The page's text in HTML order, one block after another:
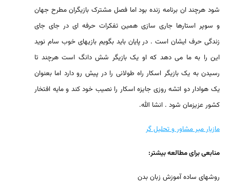
شود هرچند ان برنامه زنده بود اما فصل مشترک بازیگران مطرح جهان
و سوپر استارها جاری سازی همین تفکرات حرفه ای در جای جای
زندگی حرف ایشان است . در پایان باید بگویم بازیهای خوب سام نوید
این را به ما می دهد که او یک بازیگر شش دانگ است هرچند تا
رسیدن به یک بازیگر اسکار راه طولانی را در پیش رو دارد اما بعنوان
یک هوادار دو اتشه روزی جایزه اسکار را نصیب خود کند و مایه افتخار
کشور عزیزمان شود . انشا الله.
مازیار میر مشاور و تحلیل گر
منابعی برای مطالعه بیشتر:
روشهای ساده آموزش زبان بدن